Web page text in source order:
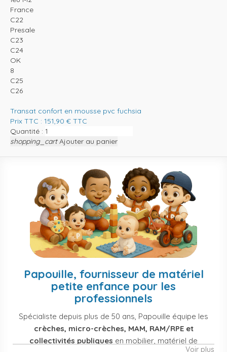
France
C22
Presale
C23
C24
OK
8
C25
C26
Transat confort en mousse pvc fuchsia
Prix TTC : 151,90 € TTC
Quantité :
shopping_cart Ajouter au panier
Papouille, fournisseur de matériel
petite enfance pour les
professionnels
Spécialiste depuis plus de 50 ans, Papouille équipe les
crèches, micro-crèches, MAM, RAM/RPE et
collectivités publiques en mobilier, matériel de
Voir plus